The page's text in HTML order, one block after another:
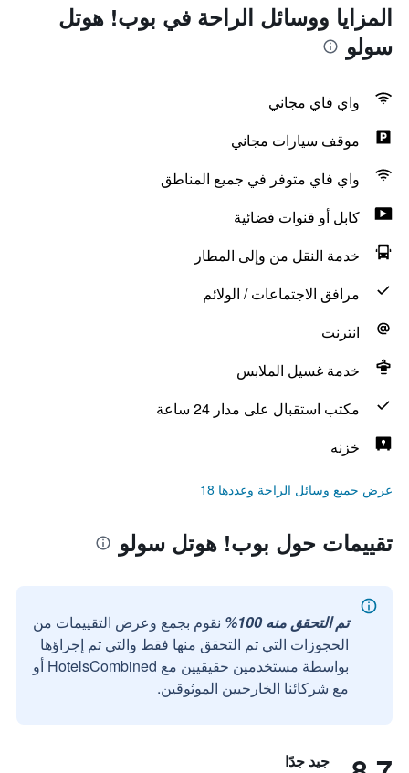
المزايا ووسائل الراحة في بوب! هوتل
سولو
واي فاي مجاني
موقف سيارات مجاني
واي فاي متوفر في جميع المناطق
كابل أو قنوات فضائية
خدمة النقل من وإلى المطار
مرافق الاجتماعات / الولائم
انترنت
خدمة غسيل الملابس
مكتب استقبال على مدار 24 ساعة
خزنه
عرض جميع وسائل الراحة وعددها 18
تقييمات حول بوب! هوتل سولو
تم التحقق منه 100%
نقوم بجمع وعرض التقييمات من
الحجوزات التي تم التحقق منها فقط والتي تم إجراؤها
بواسطة مستخدمين حقيقيين مع HotelsCombined أو
مع شركائنا الخارجيين الموثوقين.
جيد جدًا